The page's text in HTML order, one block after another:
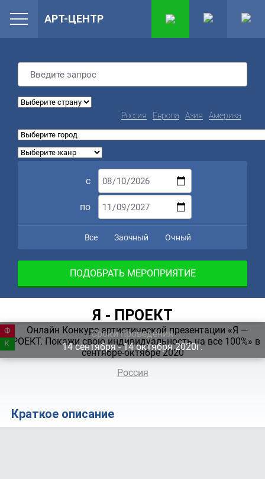
Россия Европа Азия Америка
с
по
Все Заочный Очный
ПОДОБРАТЬ МЕРОПРИЯТИЕ
Я - ПРОЕКТ
Сроки проведения
14сентября‐ 14октября 2020г.
ФЕСТИВАЛЬ
КОНКУРС
Россия
Краткое описание
АРТ-ЦЕНТР